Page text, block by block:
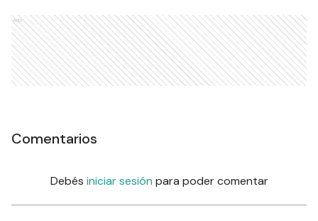
Ads
Comentarios
Debés iniciar sesión para poder comentar